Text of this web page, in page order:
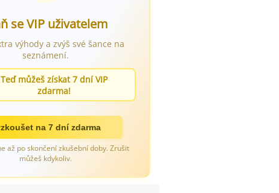
se VIP uživatelem
výhody a zvýš své šance na
seznámení.
Teď můžeš získat 7 dní VIP
zdarma!
na 7 dní zdarma
až po skončení zkušební doby. Zrušit
můžeš kdykoliv.